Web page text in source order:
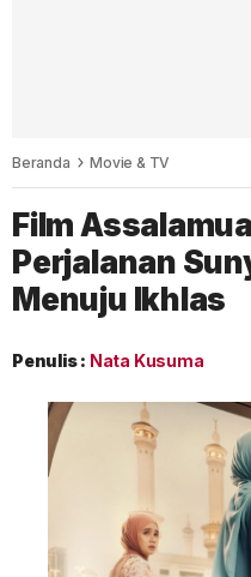
Beranda Movie & TV
Film
Perjalanan
Menuju Ikhlas
Penulis : Nata Kusuma